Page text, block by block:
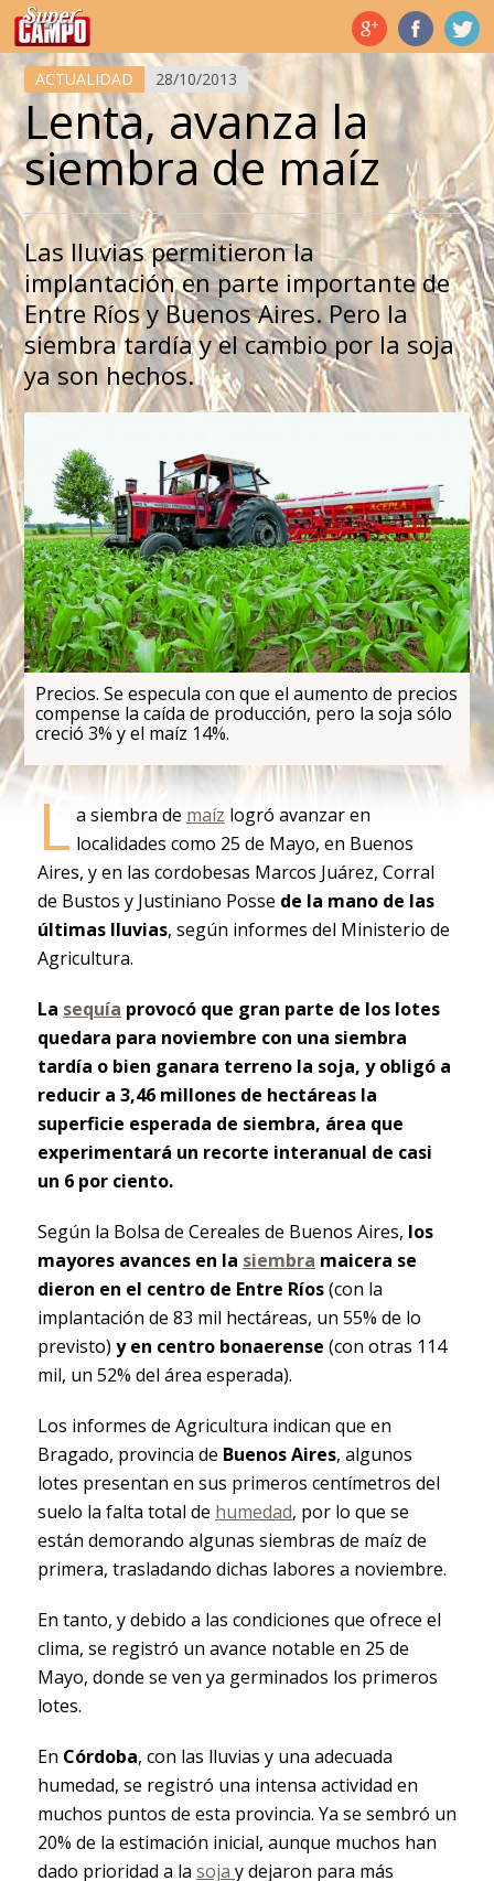
Temas de hoy
ACTUALIDAD 28/10/2013
Lenta, avanza la
siembra de maíz
Las lluvias permitieron la
implantación en parte importante de
Entre Ríos y Buenos Aires. Pero la
siembra tardía y el cambio por la soja
ya son hechos.
Precios. Se especula con que el aumento de precios
compense la caída de producción, pero la soja sólo
creció 3% y el maíz 14%.
L a siembra de maíz logró avanzar en
localidades como 25 de Mayo, en Buenos
Aires, y en las cordobesas Marcos Juárez, Corral
de Bustos y Justiniano Posse de la mano de las
últimas lluvias, según informes del Ministerio de
Agricultura.
La sequía provocó que gran parte de los lotes
quedara para noviembre con una siembra
tardía o bien ganara terreno la soja, y obligó a
reducir a 3,46 millones de hectáreas la
superficie esperada de siembra, área que
experimentará un recorte interanual de casi
un 6 por ciento.
Según la Bolsa de Cereales de Buenos Aires, los
mayores avances en la siembra maicera se
dieron en el centro de Entre Ríos(con la
implantación de 83 mil hectáreas, un 55% de lo
previsto) y en centro bonaerense (con otras 114
mil, un 52% del área esperada).
Los informes de Agricultura indican que en
Bragado, provincia de Buenos Aires, algunos
lotes presentan en sus primeros centímetros del
suelo la falta total de humedad, por lo que se
están demorando algunas siembras de maíz de
primera, trasladando dichas labores a noviembre.
En tanto, y debido a las condiciones que ofrece el
clima, se registró un avance notable en 25 de
Mayo, donde se ven ya germinados los primeros
lotes.
En Córdoba, con las lluvias y una adecuada
humedad, se registró una intensa actividad en
muchos puntos de esta provincia. Ya se sembró un
20% de la estimación inicial, aunque muchos han
dado prioridad a la soja y dejaron para más